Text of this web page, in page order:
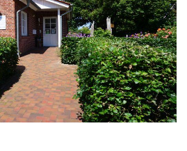
Kleintierpraxis
Großtierpraxis
Kontakt & Anfahrt